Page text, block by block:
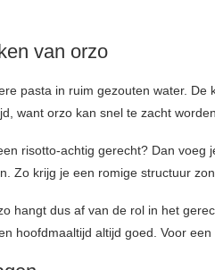
van orzo
pasta in ruim gezouten water.
want orzo kan snel te zacht worden.
risotto-achtig gerecht? Dan
Zo krijg je een romige structuur
hangt dus af van de rol in het
hoofdmaaltijd altijd goed. Voor